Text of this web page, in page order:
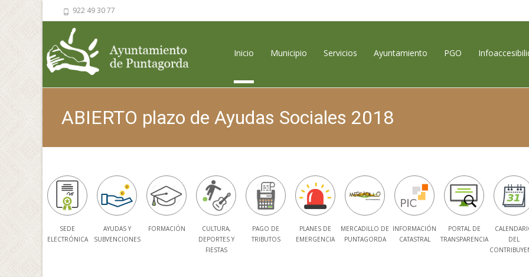
922 49 30 77
Inicio
Municipio Servicios Ayuntamiento PGO
ABIERTO plazo de Ayudas Sociales 2018
SEDE
ELECTRÓNICA
AYUDAS Y
SUBVENCIONES
FORMACIÓN
CULTURA,
DEPORTES Y
FIESTAS
PAGO DE
TRIBUTOS
PLANES DE
EMERGENCIA
MERCADILLO DE
PUNTAGORDA
INFORMACIÓN
CATASTRAL
PORTAL DE
TRANSPARENCIA
DEL